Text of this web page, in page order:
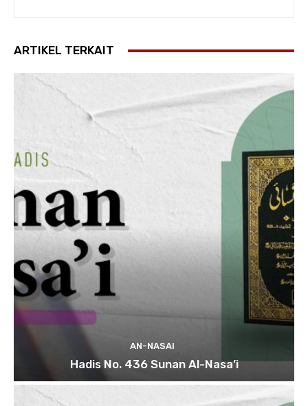
ARTIKEL TERKAIT
AN-NASAI
Hadis No. 436 Sunan Al-Nasa’i